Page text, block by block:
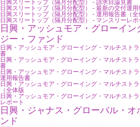
日興スリートップ（隔月分配型） - 請求目論見書
日興スリートップ（隔月分配型） - 最新の交付運
日興スリートップ（隔月分配型） - 運用報告書（全
日興スリートップ（隔月分配型） - マンスリーレポ
日興・アッシュモア・グローイ
ジー・ファンド
日興・アッシュモア・グローイング・マルチスト
書
日興・アッシュモア・グローイング・マルチスト
書
日興・アッシュモア・グローイング・マルチスト
運用報告書
日興・アッシュモア・グローイング・マルチスト
（全体版
日興・アッシュモア・グローイング・マルチスト
レポート
日興・ジャナス・グローバル・
ンド